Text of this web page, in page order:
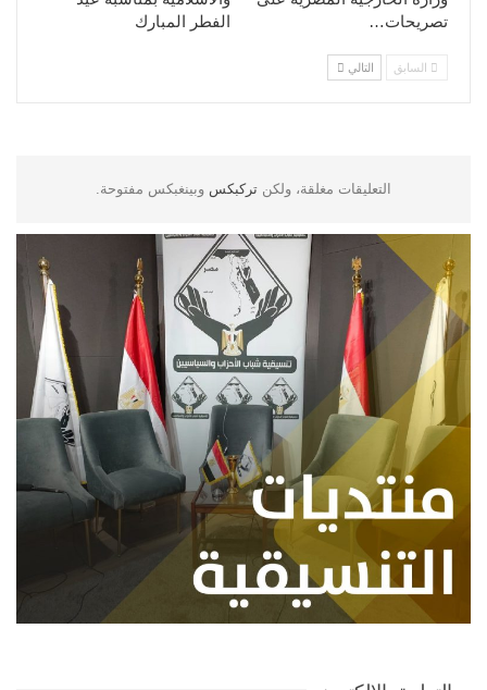
الفطر المبارك
تصريحات…
السابق التالي
التعليقات مغلقة، ولكن تركبكس وبينغبكس مفتوحة.